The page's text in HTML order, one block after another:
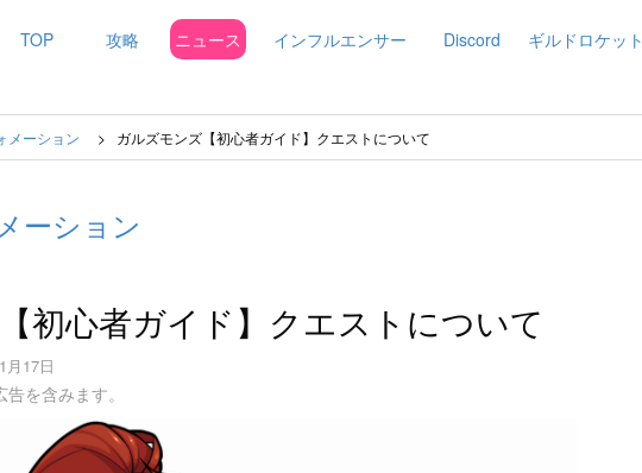
TOP 攻略 ニュース インフルエンサー Discord ギルドロケット
メーション ガルズモンズ【初心者ガイド】クエストについて
ーション
初心者ガイド】クエストについて
月17日
を含みます。